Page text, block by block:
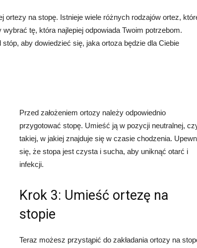
ortezy na stopę. Istnieje wiele różnych rodzajów ortez,
tę, która najlepiej odpowiada Twoim potrzebom.
aby dowiedzieć się, jaka ortoza będzie dla Ciebie
Przed założeniem ortozy należy odpowiednio
przygotować stopę. Umieść ją w pozycji neutralnej,
takiej, w jakiej znajduje się w czasie chodzenia.
się, że stopa jest czysta i sucha, aby uniknąć otarć i
infekcji.
Krok 3: Umieść ortezę na
stopie
Teraz możesz przystąpić do zakładania ortozy na